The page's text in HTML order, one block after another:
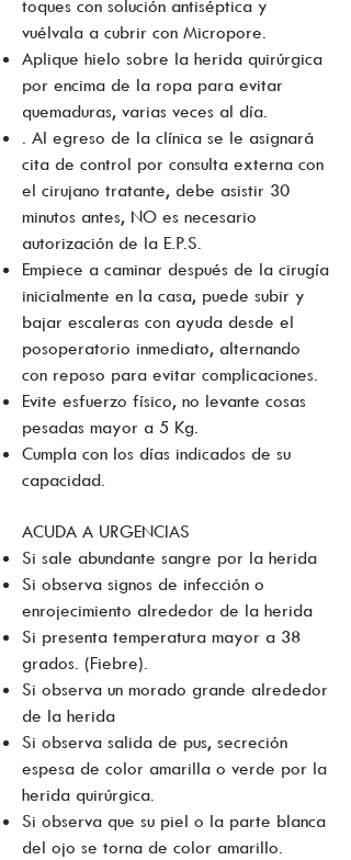
toques con solución antiséptica y
vuélvala a cubrir con Micropore.
Aplique hielo sobre la herida quirúrgica
por encima de la ropa para evitar
quemaduras, varias veces al día.
. Al egreso de la clínica se le asignará
cita de control por consulta externa con
el cirujano tratante, debe asistir 30
minutos antes, NO es necesario
autorización de la E.P.S.
Empiece a caminar después de la cirugía
inicialmente en la casa, puede subir y
bajar escaleras con ayuda desde el
posoperatorio inmediato, alternando
con reposo para evitar complicaciones.
Evite esfuerzo físico, no levante cosas
pesadas mayor a 5 Kg.
Cumpla con los días indicados de su
capacidad.
ACUDA A URGENCIAS
Si sale abundante sangre por la herida
Si observa signos de infección o
enrojecimiento alrededor de la herida
Si presenta temperatura mayor a 38
grados. (Fiebre).
Si observa un morado grande alrededor
de la herida
Si observa salida de pus, secreción
espesa de color amarilla o verde por la
herida quirúrgica.
Si observa que su piel o la parte blanca
del ojo se torna de color amarillo.